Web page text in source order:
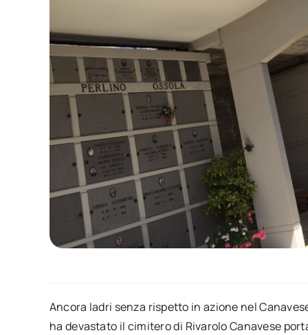
Ancora ladri senza rispetto in azione nel
ha devastato il cimitero di Rivarolo Canavese